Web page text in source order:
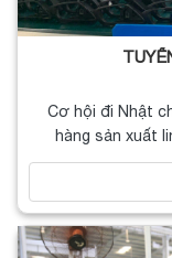
Cơ hội đi Nhật
hàng sản xuất